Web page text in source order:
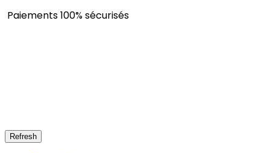
Paiements 100% sécurisés